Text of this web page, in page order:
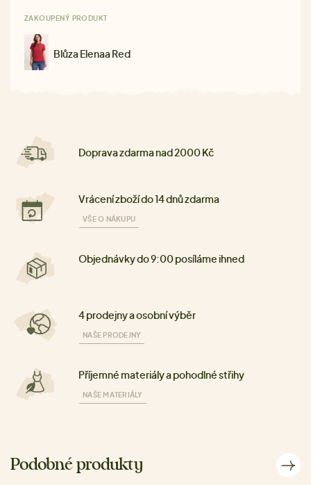
ZAKOUPENÝ PRODUKT
Blůza Elenaa Red
Doprava zdarma nad 2000 Kč
Vrácení zboží do 14 dnů zdarma
VŠE O NÁKUPU
Objednávky do 9:00 posíláme ihned
4 prodejny a osobní výběr
NAŠE PRODEJNY
Příjemné materiály a pohodlné střihy
NAŠE MATERIÁLY
Podobné produkty